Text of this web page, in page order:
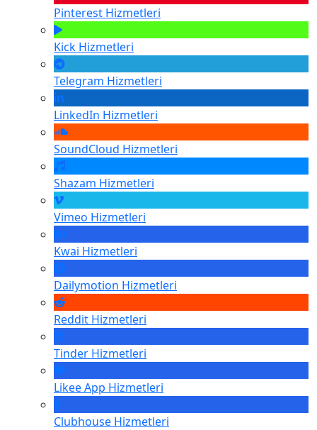
Pinterest Hizmetleri
Kick Hizmetleri
Telegram Hizmetleri
LinkedIn Hizmetleri
SoundCloud Hizmetleri
Shazam Hizmetleri
Vimeo Hizmetleri
Kwai Hizmetleri
Dailymotion Hizmetleri
Reddit Hizmetleri
Tinder Hizmetleri
Likee App Hizmetleri
Clubhouse Hizmetleri